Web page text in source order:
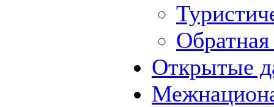
Обратная
Открытые